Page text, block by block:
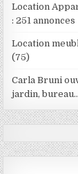
Location
: 251 annonces
Location
(75)
Carla Bruni
jardin,